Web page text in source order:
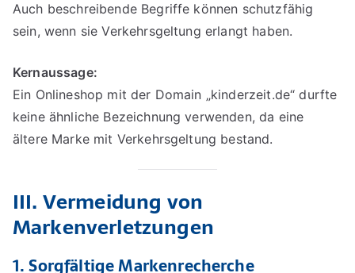
Auch beschreibende Begriffe können schutzfähig
sein, wenn sie Verkehrsgeltung erlangt haben.
Kernaussage:
Ein Onlineshop mit der Domain „kinderzeit.de“ durfte
keine ähnliche Bezeichnung verwenden, da eine
ältere Marke mit Verkehrsgeltung bestand.
III. Vermeidung von
Markenverletzungen
1.Sorgfältige Markenrecherche